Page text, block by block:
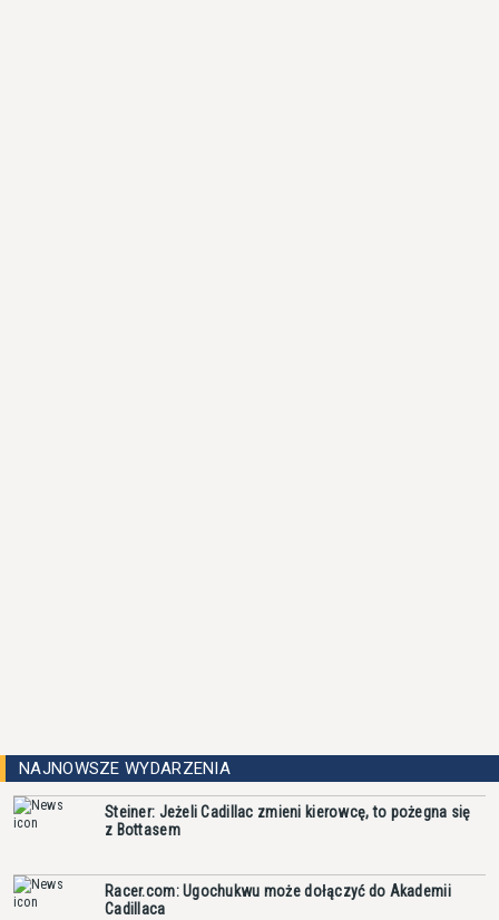
NAJNOWSZE WYDARZENIA
Steiner: Jeżeli Cadillac zmieni kierowcę, to pożegna się
z Bottasem
Racer.com: Ugochukwu może dołączyć do Akademii
Cadillaca